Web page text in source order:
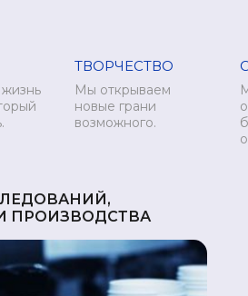
ТВОРЧЕСТВО
Мы открываем
новые грани
возможного.
ПРОИЗВОДСТВА